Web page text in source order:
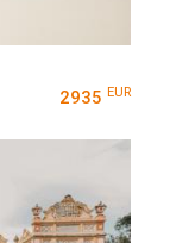
2935 EUR